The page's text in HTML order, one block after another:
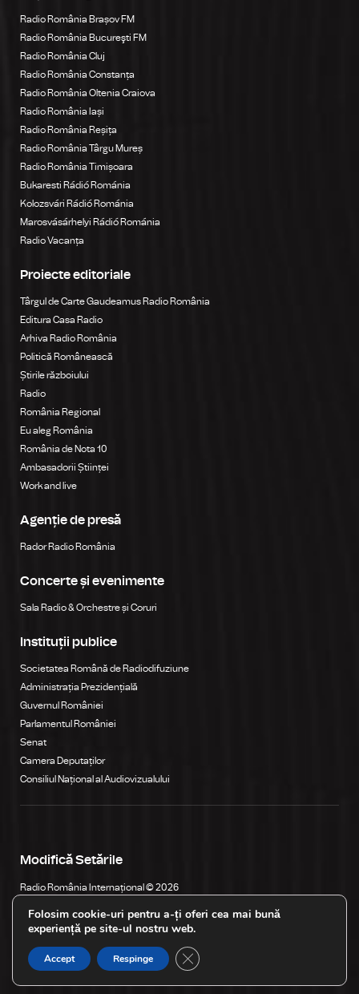
Radio România Brașov FM
Radio România Bucureşti FM
Radio România Cluj
Radio România Constanța
Radio România Oltenia Craiova
Radio România Iași
Radio România Reșița
Radio România Târgu Mureș
Radio România Timișoara
Bukaresti Rádió Románia
Kolozsvári Rádió Románia
Marosvásárhelyi Rádió Románia
Radio Vacanța
Proiecte editoriale
Târgul de Carte Gaudeamus Radio România
Editura Casa Radio
Arhiva Radio România
Politică Românească
Știrile războiului
Radio
România Regional
Eu aleg România
România de Nota 10
Ambasadorii Științei
Work and live
Agenție de presă
Rador Radio România
Concerte și evenimente
Sala Radio & Orchestre și Coruri
Instituții publice
Societatea Română de Radiodifuziune
Administrația Prezidențială
Guvernul României
Parlamentul României
Senat
Camera Deputaților
Consiliul Național al Audiovizualului
Modifică Setările
Radio România Internațional © 2026
Folosim cookie-uri pentru a-ți oferi cea mai bună
experiență pe site-ul nostru web.
Accept Respinge Close GDPR Cookie Banner